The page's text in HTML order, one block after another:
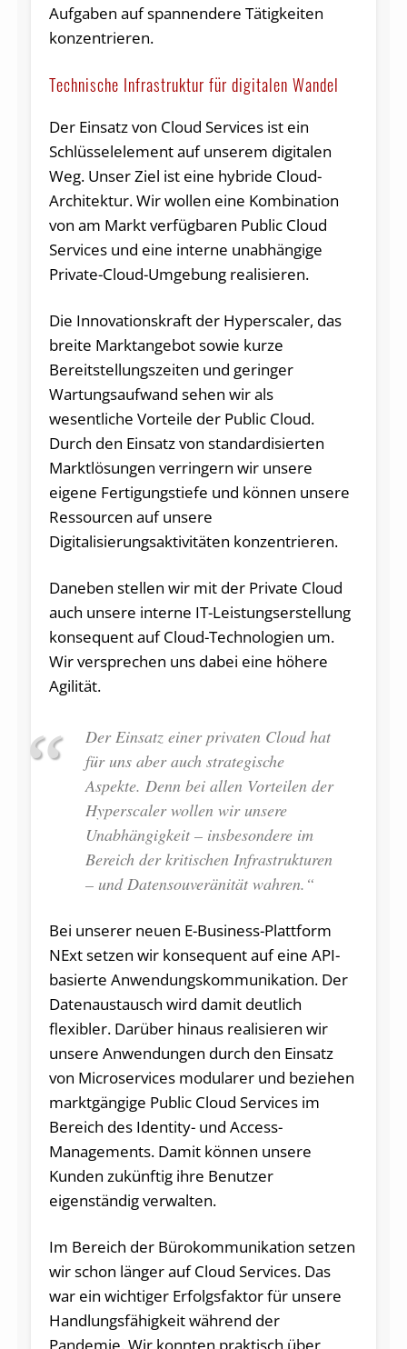
Aufgaben auf spannendere Tätigkeiten
konzentrieren.
Technische Infrastruktur für digitalen Wandel
Der Einsatz von Cloud Services ist ein
Schlüsselelement auf unserem digitalen
Weg. Unser Ziel ist eine hybride Cloud-
Architektur. Wir wollen eine Kombination
von am Markt verfügbaren Public Cloud
Services und eine interne unabhängige
Private-Cloud-Umgebung realisieren.
Die Innovationskraft der Hyperscaler, das
breite Marktangebot sowie kurze
Bereitstellungszeiten und geringer
Wartungsaufwand sehen wir als
wesentliche Vorteile der Public Cloud.
Durch den Einsatz von standardisierten
Marktlösungen verringern wir unsere
eigene Fertigungstiefe und können unsere
Ressourcen auf unsere
Digitalisierungsaktivitäten konzentrieren.
Daneben stellen wir mit der Private Cloud
auch unsere interne IT-Leistungserstellung
konsequent auf Cloud-Technologien um.
Wir versprechen uns dabei eine höhere
Agilität.
Der Einsatz einer privaten Cloud hat
für uns aber auch strategische
Aspekte. Denn bei allen Vorteilen der
Hyperscaler wollen wir unsere
Unabhängigkeit – insbesondere im
Bereich der kritischen Infrastrukturen
– und Datensouveränität wahren.“
Bei unserer neuen E-Business-Plattform
NExt setzen wir konsequent auf eine API-
basierte Anwendungskommunikation. Der
Datenaustausch wird damit deutlich
flexibler. Darüber hinaus realisieren wir
unsere Anwendungen durch den Einsatz
von Microservices modularer und beziehen
marktgängige Public Cloud Services im
Bereich des Identity- und Access-
Managements. Damit können unsere
Kunden zukünftig ihre Benutzer
eigenständig verwalten.
Im Bereich der Bürokommunikation setzen
wir schon länger auf Cloud Services. Das
war ein wichtiger Erfolgsfaktor für unsere
Handlungsfähigkeit während der
Pandemie. Wir konnten praktisch über